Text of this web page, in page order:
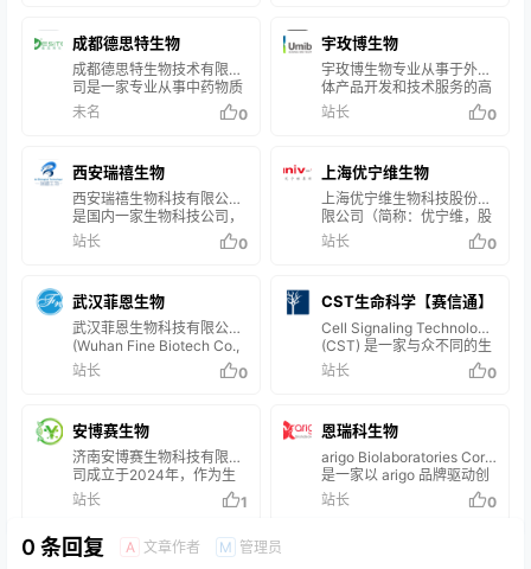
自主研发、品牌合作、平台
化运营与集成服务相结合的
模式，为客户提供一站式供
应链解决方案。…
省武汉市，旗下现有大械生
物（DASE.BIO）、大械医
疗（DASE.MD）、大械医
学（DASE.SCI）、大械实
验室（DASE.LAB）、大械
大械科技（DASE.ST）。
质产品，服务涉及分子生物
学、细胞生物学、免疫学等
生命科学领域。 企业拥有一
支‍‍‍‍由检验、生命科学、化工
等专业人才组成的集研发生
善的研发系统和生产设备，
并与知名高校、研究机构、
重点企业等建立战略合作…
成都德思特生物
成都德思特生物技术有限公
司是一家专业从事中药物质
基础研究及天然化合物纯化
分离、中药化学对照品实物
技园区，集研发、生产、销
售于一体，经营面积4000
余平方米，其中分离纯化实
验室1800平，合成实验室
1200平，CNAS检测中心
相关领域提供整体解决方
案，公司致力于打造中国最
高效的药物分离纯化及药品
标准研究服…
未名 0
宇玫博生物
宇玫博生物专业从事于外泌
体产品开发和技术服务的高
科技公司。2015年成立于上
海张江高科技园区，是国内
司，现已发展为专业化外泌
体药物递送和试剂方案的供
应商。 公司拥有2000平米
GMP标准厂房，高端仪器设
施设备，实现生产规范化、
型药物载体的研发、外泌体
规模化提纯和生产、外泌体
诊断试剂研发、外泌体相关
产品的…
站长 0
西安瑞禧生物
西安瑞禧生物科技有限公司
是国内一家生物科技公司，
我公司专注于生产销售科研
级别的药物传递和药物纳米
品以满足国内广大科研院校
及其他相关科研单位的需
求。我公司目前经营的产品
主要有合成磷脂，PEG衍生
物，嵌段共聚物，纳米金，
子点，点击化学和大环配体
等等，这些产品在国内给数
家高校实验室和数十家中科
研研究所长期供应…
站长 0
上海优宁维生物
上海优宁维生物科技股份有
限公司（简称：优宁维，股
票代码：301166）自2004
年成立以来一直专注于抗体
家，十多年来，正努力发展
成为生命科学一站式供应
商。公司总部位于上海，全
国设有26个办事处，10个境
内销售子公司。 我们长期聚
域，公司整合了国内外50多
家行业知名品牌，提供800
多万种以抗体为核心的生命
科…
站长 0
武汉菲恩生物
武汉菲恩生物科技有限公司
(Wuhan Fine Biotech Co.,
Ltd.)面向国内外市场，专业
研发、生产和销售ELISA试
谷生物城——武汉国家生物
产业基地，建有现代化的研
发中心和标准的生产车间，
已整体通过ISO 9001:2015
质量管理体系认证。公司建
实验仪器，以保证动物的品
质和实验研究的准确可靠
站长 0
CST生命科学【赛信通】
Cell Signaling Technology
(CST) 是一家与众不同的生
命科学公司，由活跃在一线
的研究科学家创立、拥有和
科学严谨性均达到最高标
准。我们始终如一地为全球
同行科学家提供高质量产品
和服务，助力他们对科学发
现的探索求。 帮助研究人员
站长 0
安博赛生物
济南安博赛生物科技有限公
司成立于2024年，作为生
物技术与医学诊断领域的新
兴企业，致力于纳米抗体和
用于生命科学、医药健康及
站长 1
恩瑞科生物
arigo Biolaboratories Corp.
是一家以 arigo 品牌驱动创
新的生物科技公司，专注于
开发高品质抗体、抗体组合
站长 0
0 条回复 A 文章作者 M 管理员